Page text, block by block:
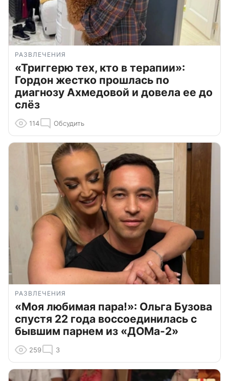
РАЗВЛЕЧЕНИЯ
«Триггерю тех, кто в терапии»:
Гордон жестко прошлась по
диагнозу Ахмедовой и довела ее до
слёз
114 Обсудить
РАЗВЛЕЧЕНИЯ
«Моя любимая пара!»: Ольга Бузова
спустя 22 года воссоединилась с
бывшим парнем из «ДОМа-2»
259 3